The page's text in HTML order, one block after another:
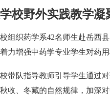
校野外实践教学凝
织药学系42名师生赴岳西县
力增强中药学专业学生对药
队指导教师引导学生通过对
收、冬藏的自然规律，加深